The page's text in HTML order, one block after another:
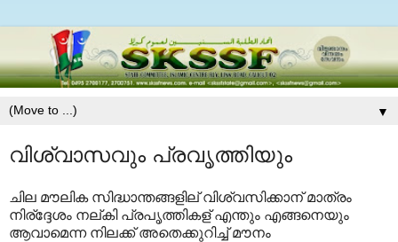
▼
വിശ്വാസവും പ്രവൃത്തിയും
ചില മൗലിക സിദ്ധാന്തങ്ങളില് വിശ്വസിക്കാന് മാത്രം
നിര്ദ്ദേശം നല്കി പ്രപൃത്തികള് എന്തും എങ്ങനെയും
ആവാമെന്ന നിലക്ക് അതെക്കുറിച്ച് മൗനം